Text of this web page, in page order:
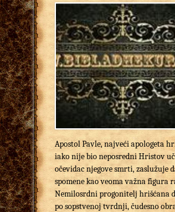
Apostol Pavle, najveći apologeta
iako nije bio neposredni Hristov
očevidac njegove smrti, zaslužuje
spomene kao veoma važna figura
Nemilosrdni progonitelj hrišćana
po sopstvenoj tvrdnji, čudesno